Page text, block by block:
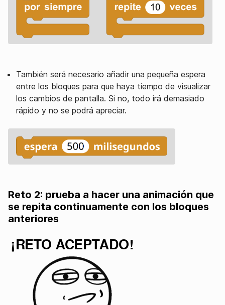
También será necesario añadir una pequeña espera
entre los bloques para que haya tiempo de visualizar
los cambios de pantalla. Si no, todo irá demasiado
rápido y no se podrá apreciar.
Reto 2: prueba a hacer una animación que
se repita continuamente con los bloques
anteriores